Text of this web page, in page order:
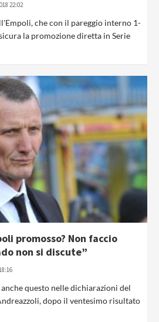
22:02
che con il pareggio interno 1-
la promozione diretta in Serie
promosso? Non faccio
non si discute”
questo nelle dichiarazioni del
dopo il ventesimo risultato